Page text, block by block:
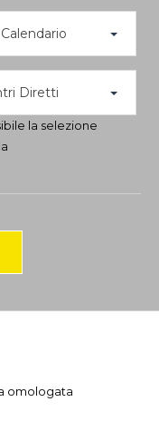
Diretti
la selezione
omologata